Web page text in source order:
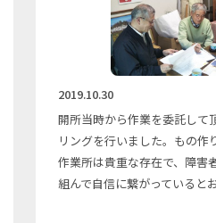
2019.10.30
開所当時から作業を委託して
リングを行いました。もの作
作業所は貴重な存在で、障害
組んで自信に繋がっていると